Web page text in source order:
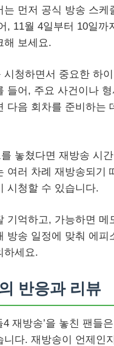
는 먼저 공식 방송 스케
, 11월 4일부터 10일까
해 보세요.
시청하면서 중요한 하
들어, 주요 사건이나
다음 회차를 준비하는
놓쳤다면 재방송 시
여러 차례 재방송되기
시청할 수 있습니다.
기억하고, 가능하면 메
방송 일정에 맞춰 에피
하세요.
반응과 리뷰
4 재방송’을 놓친 팬들
니다. 재방송이 언제인